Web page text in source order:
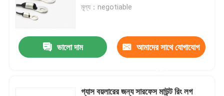
মূল্য：negotiable
ভালো দাম আমাদের সাথে যোগাযোগ
গ্যাস বয়লারের জন্য সারফেস মাউন্ট রিং লগ